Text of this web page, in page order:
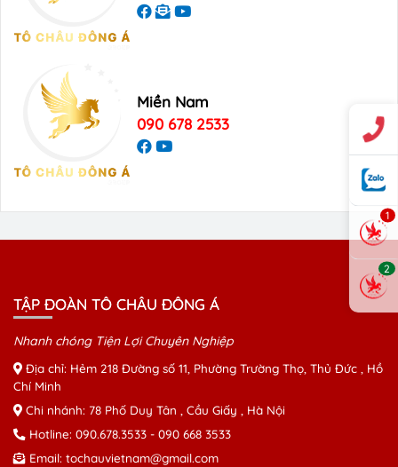
Miền Nam
090 678 2533
TẬP ĐOÀN TÔ CHÂU ĐÔNG Á
Nhanh chóng Tiện Lợi Chuyên Nghiệp
Địa chỉ: Hẻm 218 Đường số 11, Phường Trường Thọ, Thủ Đức , Hồ
Chí Minh
Chi nhánh: 78 Phố Duy Tân , Cầu Giấy , Hà Nội
Hotline: 090.678.3533 - 090 668 3533
Email: tochauvietnam@gmail.com
1
2